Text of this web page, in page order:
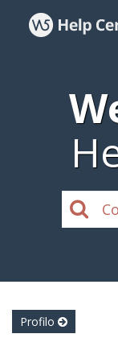
Profilo